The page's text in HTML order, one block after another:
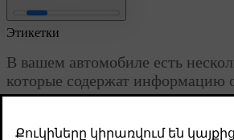
Этикетки
В вашем автомобиле есть
которые содержат информацию
его использовании, например,